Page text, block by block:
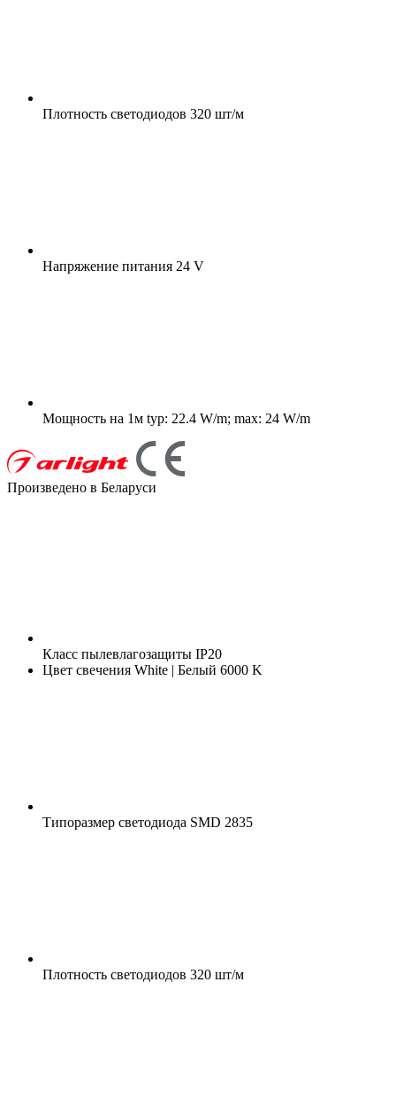
Плотность светодиодов 320 шт/м
Напряжение питания 24 V
Мощность на 1м typ: 22.4 W/m; max: 24 W/m
Произведено в Беларуси
Класс пылевлагозащиты IP20
Цвет свечения White | Белый 6000 K
Типоразмер светодиода SMD 2835
Плотность светодиодов 320 шт/м